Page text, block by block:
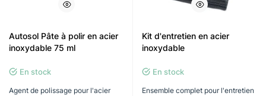
Autosol Pâte à polir en acier
inoxydable 75 ml
En stock
Agent de polissage pour l'acier
Kit d'entretien en acier
inoxydable
En stock
Ensemble complet pour l'entretien